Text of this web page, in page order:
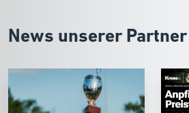
News unserer Partner